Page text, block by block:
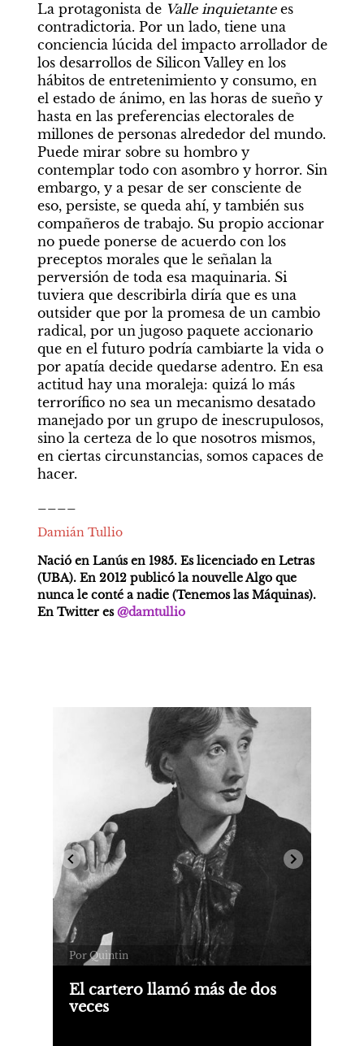
La protagonista de Valle inquietante es
contradictoria. Por un lado, tiene una
conciencia lúcida del impacto arrollador de
los desarrollos de Silicon Valley en los
hábitos de entretenimiento y consumo, en
el estado de ánimo, en las horas de sueño y
hasta en las preferencias electorales de
millones de personas alrededor del mundo.
Puede mirar sobre su hombro y
contemplar todo con asombro y horror. Sin
embargo, y a pesar de ser consciente de
eso, persiste, se queda ahí, y también sus
compañeros de trabajo. Su propio accionar
no puede ponerse de acuerdo con los
preceptos morales que le señalan la
perversión de toda esa maquinaria. Si
tuviera que describirla diría que es una
outsider que por la promesa de un cambio
radical, por un jugoso paquete accionario
que en el futuro podría cambiarte la vida o
por apatía decide quedarse adentro. En esa
actitud hay una moraleja: quizá lo más
terrorífico no sea un mecanismo desatado
manejado por un grupo de inescrupulosos,
sino la certeza de lo que nosotros mismos,
en ciertas circunstancias, somos capaces de
hacer.
Damián Tullio
Nació en Lanús en 1985. Es licenciado en Letras
(UBA). En 2012 publicó la nouvelle Algo que
nunca le conté a nadie (Tenemos las Máquinas).
En Twitter es @damtullio
Por Quintin
El cartero llamó más de dos
veces